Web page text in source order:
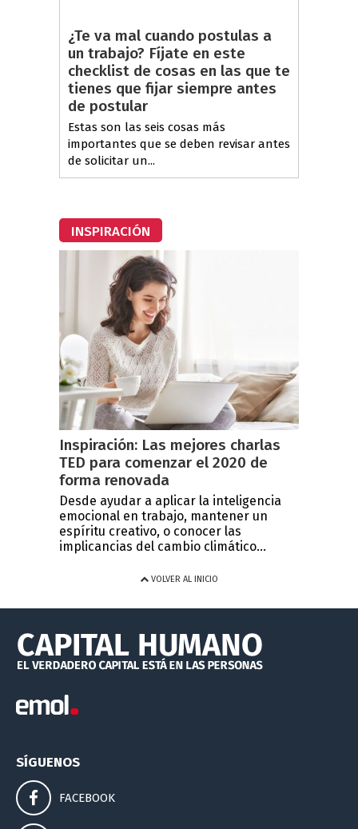
¿Te va mal cuando postulas a
un trabajo? Fíjate en este
checklist de cosas en las que te
tienes que fijar siempre antes
de postular
Estas son las seis cosas más
importantes que se deben revisar antes
de solicitar un...
INSPIRACIÓN
Inspiración: Las mejores charlas
TED para comenzar el 2020 de
forma renovada
Desde ayudar a aplicar la inteligencia
emocional en trabajo, mantener un
espíritu creativo, o conocer las
implicancias del cambio climático...
VOLVER AL INICIO
SÍGUENOS
FACEBOOK